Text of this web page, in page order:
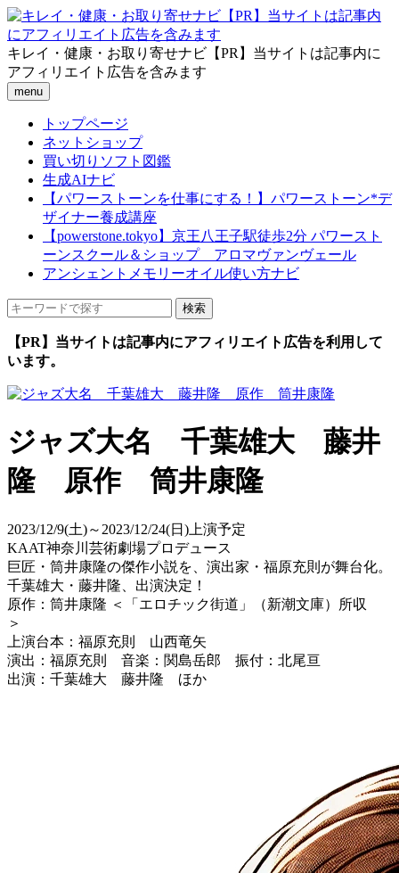
キレイ・健康・お取り寄せナビ【PR】当サイトは記事内に
アフィリエイト広告を含みます
menu
トップページ
ネットショップ
買い切りソフト図鑑
生成AIナビ
【パワーストーンを仕事にする！】パワーストーン*デ
ザイナー養成講座
【powerstone.tokyo】京王八王子駅徒歩2分 パワースト
ーンスクール＆ショップ アロマヴァンヴェール
アンシェントメモリーオイル使い方ナビ
【PR】当サイトは記事内にアフィリエイト広告を利用して
います。
ジャズ大名 千葉雄大 藤井
隆 原作 筒井康隆
2023/12/9(土)～2023/12/24(日)上演予定
KAAT神奈川芸術劇場プロデュース
巨匠・筒井康隆の傑作小説を、演出家・福原充則が舞台化。
千葉雄大・藤井隆、出演決定！
原作：筒井康隆 ＜「エロチック街道」（新潮文庫）所収
＞
上演台本：福原充則 山西竜矢
演出：福原充則 音楽：関島岳郎 振付：北尾亘
出演：千葉雄大 藤井隆 ほか